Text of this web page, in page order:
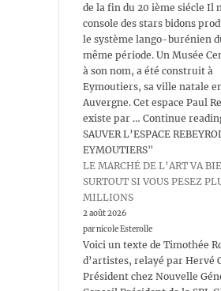
de la fin du 20 ième siécle Il
console des stars bidons
le système lango-burénien
même période. Un Musée
à son nom, a été construit à
Eymoutiers, sa ville natale
Auvergne. Cet espace Paul
existe par … Continue
SAUVER L’ESPACE
EYMOUTIERS"
LE MARCHÉ DE L’ART VA
SURTOUT SI VOUS PESEZ
MILLIONS
2 août 2026
par nicole Esterolle
Voici un texte de Timothée
d’artistes, relayé par Hervé
Président chez Nouvelle